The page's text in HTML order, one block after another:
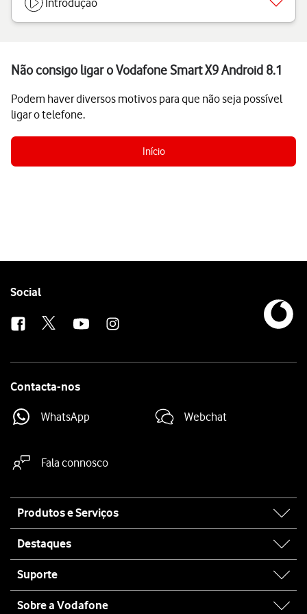
Introdução
Não consigo ligar o Vodafone Smart X9 Android 8.1
Podem haver diversos motivos para que não seja possível
ligar o telefone.
Início
Follow
Social
Contacta-nos
WhatsApp Webchat
Fala connosco
map
Produtos e Serviços
Destaques
Suporte
Sobre a Vodafone